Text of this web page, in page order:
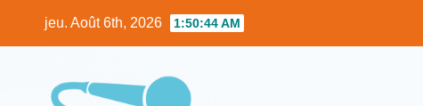
jeu. Août 6th, 2026 1:50:46 AM